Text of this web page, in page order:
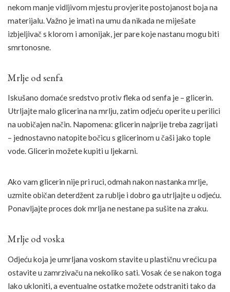
nekom manje vidljivom mjestu provjerite postojanost boja na
materijalu. Važno je imati na umu da nikada ne miješate
izbjeljivač s klorom i amonijak, jer pare koje nastanu mogu biti
smrtonosne.
Mrlje od senfa
Iskušano domaće sredstvo protiv fleka od senfa je – glicerin.
Utrljajte malo glicerina na mrlju, zatim odjeću operite u perilici
na uobičajen način. Napomena: glicerin najprije treba zagrijati
– jednostavno natopite bočicu s glicerinom u čaši jako tople
vode. Glicerin možete kupiti u ljekarni.
Ako vam glicerin nije pri ruci, odmah nakon nastanka mrlje,
uzmite običan deterdžent za rublje i dobro ga utrljajte u odjeću.
Ponavljajte proces dok mrlja ne nestane pa sušite na zraku.
Mrlje od voska
Odjeću koja je umrljana voskom stavite u plastičnu vrećicu pa
ostavite u zamrzivaču na nekoliko sati. Vosak će se nakon toga
lako ukloniti, a eventualne ostatke možete odstraniti tako da